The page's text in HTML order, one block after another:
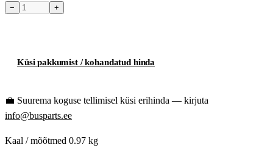
− +
Küsi pakkumist / kohandatud hinda
💼 Suurema koguse tellimisel küsi erihinda — kirjuta
info@busparts.ee
Kaal / mõõtmed 0.97 kg